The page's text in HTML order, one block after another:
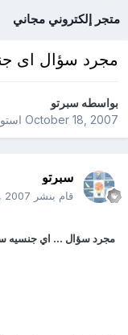
متجر إلكتروني مجاني
مجرد سؤال اى
بواسطهسبرتو
October 18, 2007
سبرتو
قام بنشر 2007
مجرد سؤال ... اي جنسيه